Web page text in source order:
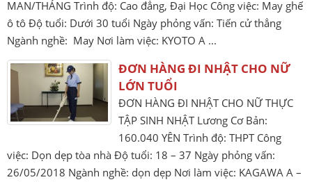
MAN/THÁNG Trình độ: Cao đẳng, Đại Học Công việc: May ghế
ô tô Độ tuổi: Dưới 30 tuổi Ngày phỏng vấn: Tiến cử thẳng
Ngành nghề: May Nơi làm việc: KYOTO A ...
ĐƠN HÀNG ĐI NHẬT CHO NỮ
LỚN TUỔI
ĐƠN HÀNG ĐI NHẬT CHO NỮ THỰC
TẬP SINH NHẬT Lương Cơ Bản:
160.040 YÊN Trình độ: THPT Công
việc: Dọn dẹp tòa nhà Độ tuổi: 18 – 37 Ngày phỏng vấn:
26/05/2018 Ngành nghề: dọn dẹp Nơi làm việc: KAGAWA A –